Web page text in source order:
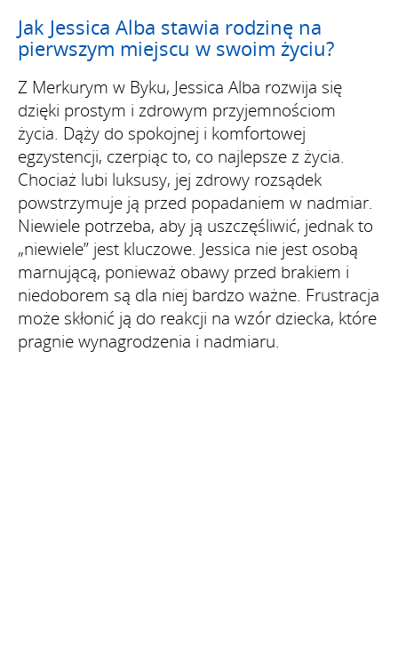
Jak Jessica Alba stawia rodzinę na
pierwszym miejscu w swoim życiu?
Z Merkurym w Byku, Jessica Alba rozwija się
dzięki prostym i zdrowym przyjemnościom
życia. Dąży do spokojnej i komfortowej
egzystencji, czerpiąc to, co najlepsze z życia.
Chociaż lubi luksusy, jej zdrowy rozsądek
powstrzymuje ją przed popadaniem w nadmiar.
Niewiele potrzeba, aby ją uszczęśliwić, jednak to
„niewiele” jest kluczowe. Jessica nie jest osobą
marnującą, ponieważ obawy przed brakiem i
niedoborem są dla niej bardzo ważne. Frustracja
może skłonić ją do reakcji na wzór dziecka, które
pragnie wynagrodzenia i nadmiaru.